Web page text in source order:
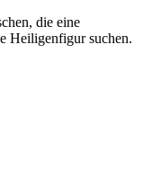
die eine
Heiligenfigur suchen.